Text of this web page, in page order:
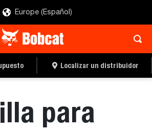
Europe (Español)
Localizar un distribuidor
para
LOCALIZAR UN